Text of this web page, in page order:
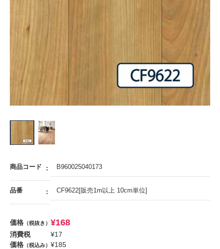
商品コード B960025040173
品番 CF9622[販売1m以上 10cm単位]
価格 （税抜き） ¥168
消費税 ¥17
価格 （税込み） ¥185